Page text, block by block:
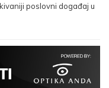
poslovni događaj u